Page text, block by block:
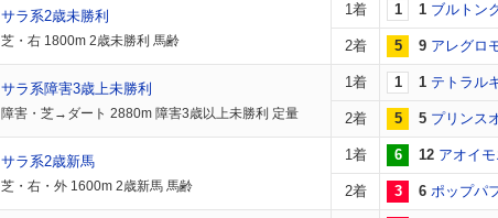
サラ系2歳未勝利
芝・右 1800m 2歳未勝利 馬齢
1着 1 1 ブルトン
2着 5 9 アレグロ
サラ系障害3歳上未勝利
障害・芝→ダート 2880m 障害3歳以上未勝利 定量
1着 1 1 テトラル
2着 5 5 プリンス
サラ系2歳新馬
芝・右・外 1600m 2歳新馬 馬齢
1着 6 12 アオイモ
2着 3 6 ポップパ